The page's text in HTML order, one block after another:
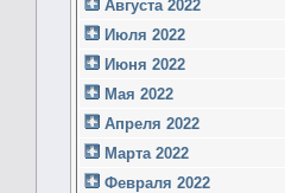
Августа 2022
Июля 2022
Июня 2022
Мая 2022
Апреля 2022
Марта 2022
Февраля 2022